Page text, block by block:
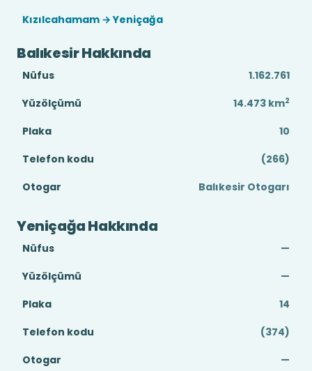
Kızılcahamam → Yeniçağa
Balıkesir Hakkında
Nüfus
1.162.761
Yüzölçümü
14.473 km2
Plaka
10
Telefon kodu
(266)
Otogar
Balıkesir Otogarı
Yeniçağa Hakkında
Nüfus
—
Yüzölçümü
—
Plaka
14
Telefon kodu
(374)
Otogar
—